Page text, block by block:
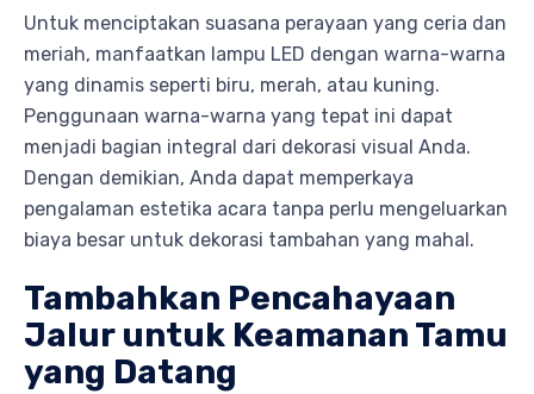
Untuk menciptakan suasana perayaan yang ceria dan
meriah, manfaatkan lampu LED dengan warna-warna
yang dinamis seperti biru, merah, atau kuning.
Penggunaan warna-warna yang tepat ini dapat
menjadi bagian integral dari dekorasi visual Anda.
Dengan demikian, Anda dapat memperkaya
pengalaman estetika acara tanpa perlu mengeluarkan
biaya besar untuk dekorasi tambahan yang mahal.
Tambahkan Pencahayaan
Jalur untuk Keamanan Tamu
yang Datang